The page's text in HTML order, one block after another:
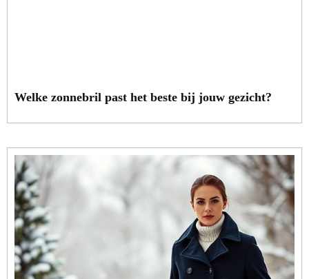
Welke zonnebril past het beste bij jouw gezicht?